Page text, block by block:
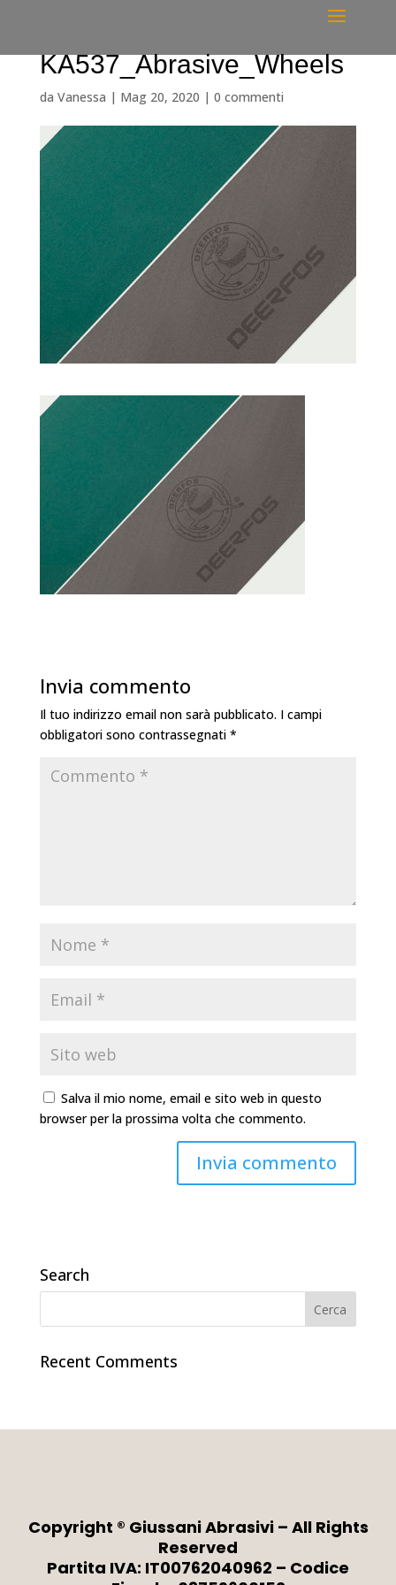
KA537_Abrasive_Wheels
da Vanessa | Mag 20, 2020 | 0 commenti
Invia commento
Il tuo indirizzo email non sarà pubblicato. I campi
obbligatori sono contrassegnati *
Salva il mio nome, email e sito web in questo
browser per la prossima volta che commento.
Search
Recent Comments
Copyright ® Giussani Abrasivi – All Rights
Reserved
Partita IVA: IT00762040962 – Codice